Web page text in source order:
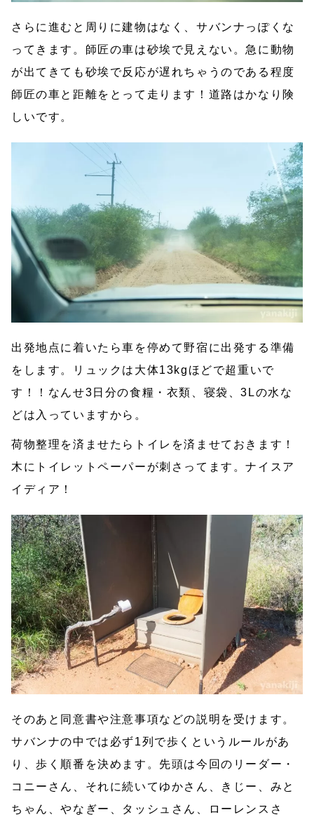
さらに進むと周りに建物はなく、サバンナっぽくな
ってきます。師匠の車は砂埃で見えない。急に動物
が出てきても砂埃で反応が遅れちゃうのである程度
師匠の車と距離をとって走ります！道路はかなり険
しいです。
出発地点に着いたら車を停めて野宿に出発する準備
をします。リュックは大体13kgほどで超重いで
す！！なんせ3日分の食糧・衣類、寝袋、3Lの水な
どは入っていますから。
荷物整理を済ませたらトイレを済ませておきます！
木にトイレットペーパーが刺さってます。ナイスア
イディア！
そのあと同意書や注意事項などの説明を受けます。
サバンナの中では必ず1列で歩くというルールがあ
り、歩く順番を決めます。先頭は今回のリーダー・
コニーさん、それに続いてゆかさん、きじー、みと
ちゃん、やなぎー、タッシュさん、ローレンスさ